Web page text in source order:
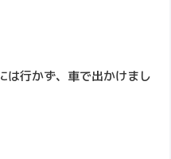
は行かず、車で出かけまし